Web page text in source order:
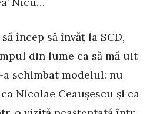
încep să învăț la SCD,
din lume ca să mă uit
schimbat modelul: nu
Nicolae Ceaușescu și ca